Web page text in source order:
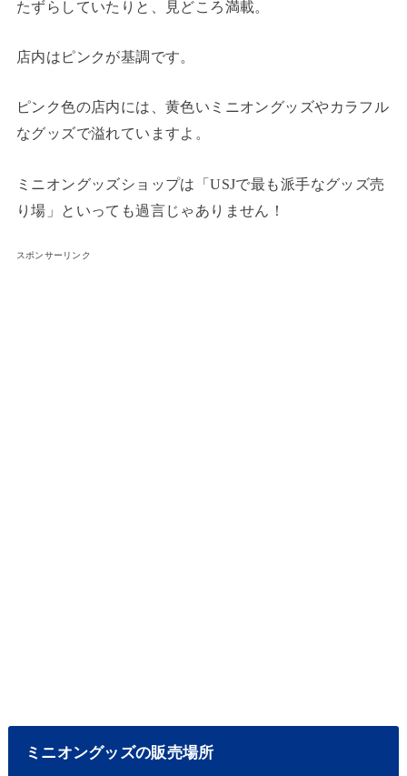
たずらしていたりと、見どころ満載。
店内はピンクが基調です。
ピンク色の店内には、黄色いミニオングッズやカラフル
なグッズで溢れていますよ。
ミニオングッズショップは「USJで最も派手なグッズ売
り場」といっても過言じゃありません！
スポンサーリンク
ミニオングッズの販売場所